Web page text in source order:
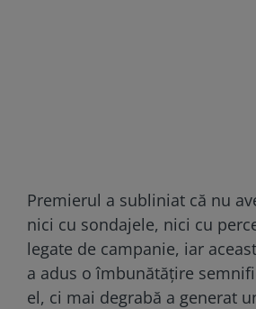
Premierul a subliniat că nu
nici cu sondajele, nici cu
legate de campanie, iar
a adus o îmbunătățire
el, ci mai degrabă a generat